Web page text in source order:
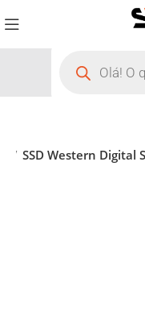
SSD Western Digital